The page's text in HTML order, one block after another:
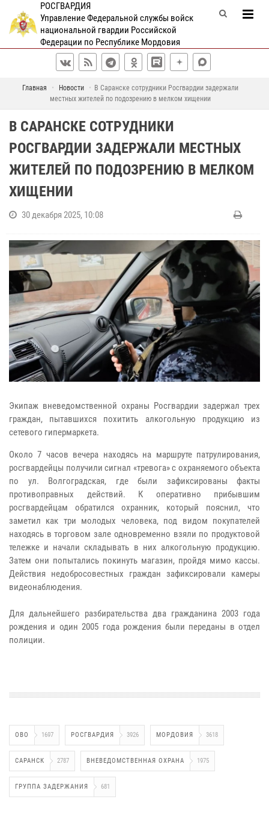
РОСГВАРДИЯ
Управление Федеральной службы войск
национальной гвардии Российской
Федерации по Республике Мордовия
Главная Новости
В Саранске сотрудники Росгвардии задержали
местных жителей по подозрению в мелком хищении
В САРАНСКЕ СОТРУДНИКИ
РОСГВАРДИИ ЗАДЕРЖАЛИ МЕСТНЫХ
ЖИТЕЛЕЙ ПО ПОДОЗРЕНИЮ В МЕЛКОМ
ХИЩЕНИИ
30 декабря 2025, 10:08
Экипаж вневедомственной охраны Росгвардии задержал трех
граждан, пытавшихся похитить алкогольную продукцию из
сетевого гипермаркета.
Около 7 часов вечера находясь на маршруте патрулирования,
росгвардейцы получили сигнал «тревога» с охраняемого объекта
по ул. Волгоградская, где были зафиксированы факты
противоправных действий. К оперативно прибывшим
росгвардейцам обратился охранник, который пояснил, что
заметил как три молодых человека, под видом покупателей
находясь в торговом зале одновременно взяли по продуктовой
тележке и начали складывать в них алкогольную продукцию.
Затем они попытались покинуть магазин, пройдя мимо кассы.
Действия недобросовестных граждан зафиксировали камеры
видеонаблюдения.
Для дальнейшего разбирательства два гражданина 2003 года
рождения и один 2005 года рождения были переданы в отдел
полиции.
ОВО 1697 РОСГВАРДИЯ 3926 МОРДОВИЯ 3618
САРАНСК 2787 ВНЕВЕДОМСТВЕННАЯ ОХРАНА 1975
ГРУППА ЗАДЕРЖАНИЯ 681